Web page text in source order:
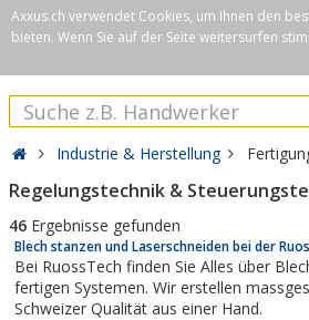
Axxus.ch verwendet Cookies, um Ihnen den
bieten. Wenn Sie auf der Seite weitersurfen
Industrie & Herstellung
Regelungstechnik &
46 Ergebnisse gefunden
Blech stanzen und Laserschneiden bei der
Bei RuossTech finden Sie Alles über
fertigen Systemen. Wir erstellen
Schweizer Qualität aus einer Hand.